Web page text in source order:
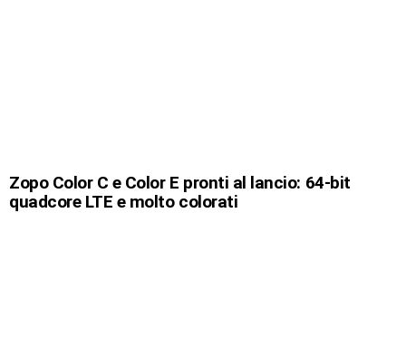
Zopo Color C e Color E pronti al lancio: 64-bit
quadcore LTE e molto colorati